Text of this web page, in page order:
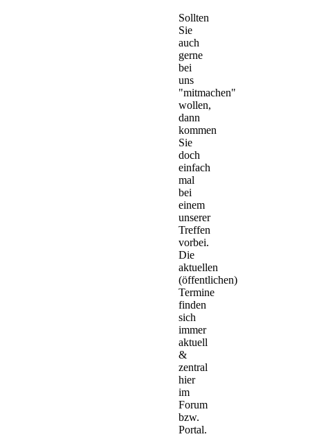
Sollten
Sie
auch
gerne
bei
uns
"mitmachen"
wollen,
dann
kommen
Sie
doch
einfach
mal
bei
einem
unserer
Treffen
vorbei.
Die
aktuellen
(öffentlichen)
Termine
finden
sich
immer
aktuell
&
zentral
hier
im
Forum
bzw.
Portal.